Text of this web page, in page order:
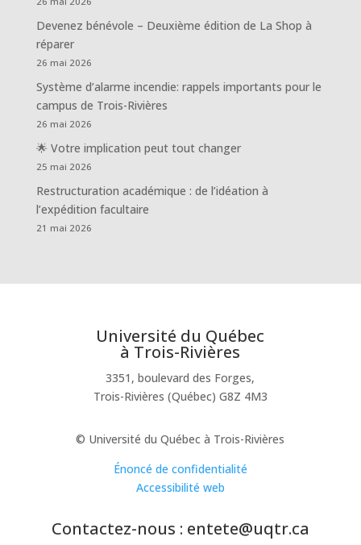
Devenez bénévole – Deuxième édition de La Shop à
réparer
26 mai 2026
Système d’alarme incendie: rappels importants pour le
campus de Trois-Rivières
26 mai 2026
🌟 Votre implication peut tout changer
25 mai 2026
Restructuration académique : de l’idéation à
l’expédition facultaire
21 mai 2026
Université du Québec
à Trois-Rivières
3351, boulevard des Forges,
Trois-Rivières (Québec) G8Z 4M3
© Université du Québec à Trois-Rivières
Énoncé de confidentialité
Accessibilité web
Contactez-nous : entete@uqtr.ca